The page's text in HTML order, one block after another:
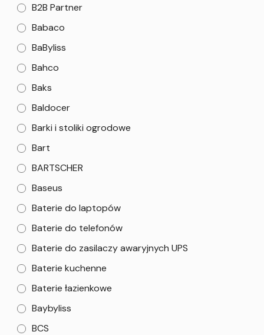
B2B Partner
Babaco
BaByliss
Bahco
Baks
Baldocer
Barki i stoliki ogrodowe
Bart
BARTSCHER
Baseus
Baterie do laptopów
Baterie do telefonów
Baterie do zasilaczy awaryjnych UPS
Baterie kuchenne
Baterie łazienkowe
Baybyliss
BCS